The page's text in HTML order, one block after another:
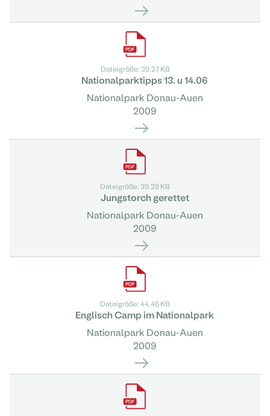
Dateigröße: 39.27 KB
Nationalparktipps 13. u 14.06
Nationalpark Donau-Auen
2009
Dateigröße: 39.28 KB
Jungstorch gerettet
Nationalpark Donau-Auen
2009
Dateigröße: 44.46 KB
Englisch Camp im Nationalpark
Nationalpark Donau-Auen
2009